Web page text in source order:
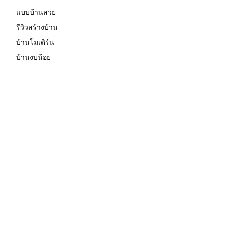
แบบบ้านสวย
รีวิวสร้างบ้าน
บ้านโมเดิร์น
บ้านงบน้อย